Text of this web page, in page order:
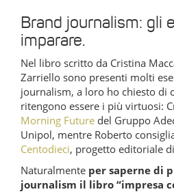
Brand journalism: gli
imparare.
Nel libro scritto da Cristina
Zarriello sono presenti molti
journalism, a loro ho chiesto di
ritengono essere i più virtuosi:
Morning Future del Gruppo
Unipol, mentre Roberto
Centodieci, progetto editoriale
Naturalmente per saperne di
journalism il libro “impresa